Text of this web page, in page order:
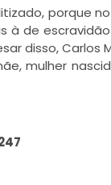
porque
à de
disso, Carlos
mulher